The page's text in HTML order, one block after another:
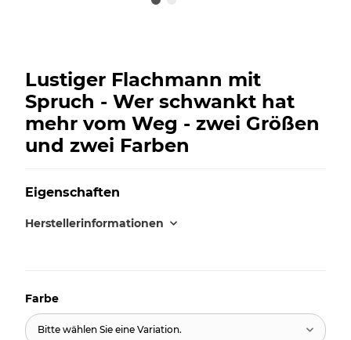
Lustiger Flachmann mit
Spruch - Wer schwankt hat
mehr vom Weg - zwei Größen
und zwei Farben
Eigenschaften
Herstellerinformationen
Farbe
Bitte wählen Sie eine Variation.